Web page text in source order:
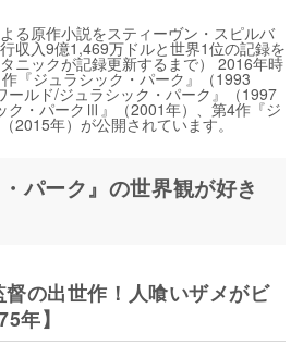
る原作小説をスティーヴン・スピルバ
収入9億1,469万ドルと世界1位の記録を
ニックが記録更新するまで） 2016年時
『ジュラシック・パーク』（1993
ールド/ジュラシック・パーク』（1997
ク・パークⅢ』（2001年）、第4作『ジ
2015年）が公開されています。
パーク』の世界観が好き
の出世作！人喰いザメがビ
年】